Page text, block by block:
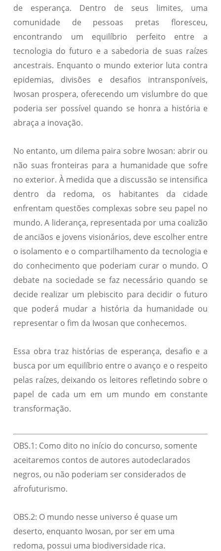
de esperança. Dentro de seus limites, uma
comunidade de pessoas pretas floresceu,
encontrando um equilíbrio perfeito entre a
tecnologia do futuro e a sabedoria de suas raízes
ancestrais. Enquanto o mundo exterior luta contra
epidemias, divisões e desafios intransponíveis,
Iwosan prospera, oferecendo um vislumbre do que
poderia ser possível quando se honra a história e
abraça a inovação.
No entanto, um dilema paira sobre Iwosan: abrir ou
não suas fronteiras para a humanidade que sofre
no exterior. À medida que a discussão se intensifica
dentro da redoma, os habitantes da cidade
enfrentam questões complexas sobre seu papel no
mundo. A liderança, representada por uma coalizão
de anciãos e jovens visionários, deve escolher entre
o isolamento e o compartilhamento da tecnologia e
do conhecimento que poderiam curar o mundo. O
debate na sociedade se faz necessário quando se
decide realizar um plebiscito para decidir o futuro
que poderá mudar a história da humanidade ou
representar o fim da Iwosan que conhecemos.
Essa obra traz histórias de esperança, desafio e a
busca por um equilíbrio entre o avanço e o respeito
pelas raízes, deixando os leitores refletindo sobre o
papel de cada um em um mundo em constante
transformação.
OBS.1: Como dito no início do concurso, somente
aceitaremos contos de autores autodeclarados
negros, ou não poderiam ser considerados de
afrofuturismo.
OBS.2: O mundo nesse universo é quase um
deserto, enquanto Iwosan, por ser em uma
redoma, possui uma biodiversidade rica.